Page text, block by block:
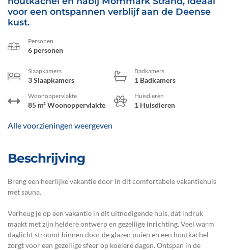
voor een ontspannen verblijf aan de Deense
kust.
Personen
6 personen
Slaapkamers
3 Slaapkamers
Badkamers
1 Badkamers
Woonoppervlakte
85 m² Woonoppervlakte
Huisdieren
1 Huisdieren
Alle voorzieningen weergeven
Beschrijving
Breng een heerlijke vakantie door in dit comfortabele vakantiehuis
met sauna.
Verheug je op een vakantie in dit uitnodigende huis, dat indruk
maakt met zijn heldere ontwerp en gezellige inrichting. Veel warm
daglicht stroomt binnen door de glazen puien en een houtkachel
zorgt voor een gezellige sfeer op koelere dagen. Ontspan in de